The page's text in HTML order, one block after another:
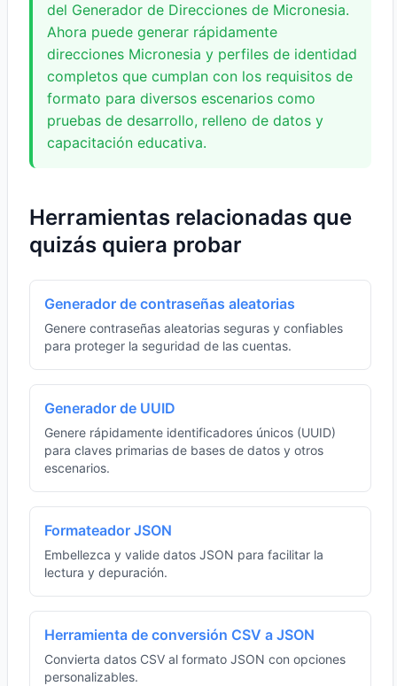
del Generador de Direcciones de Micronesia.
Ahora puede generar rápidamente
direcciones Micronesia y perfiles de identidad
completos que cumplan con los requisitos de
formato para diversos escenarios como
pruebas de desarrollo, relleno de datos y
capacitación educativa.
Herramientas relacionadas que
quizás quiera probar
Generador de contraseñas aleatorias
Genere contraseñas aleatorias seguras y confiables
para proteger la seguridad de las cuentas.
Generador de UUID
Genere rápidamente identificadores únicos (UUID)
para claves primarias de bases de datos y otros
escenarios.
Formateador JSON
Embellezca y valide datos JSON para facilitar la
lectura y depuración.
Herramienta de conversión CSV a JSON
Convierta datos CSV al formato JSON con opciones
personalizables.